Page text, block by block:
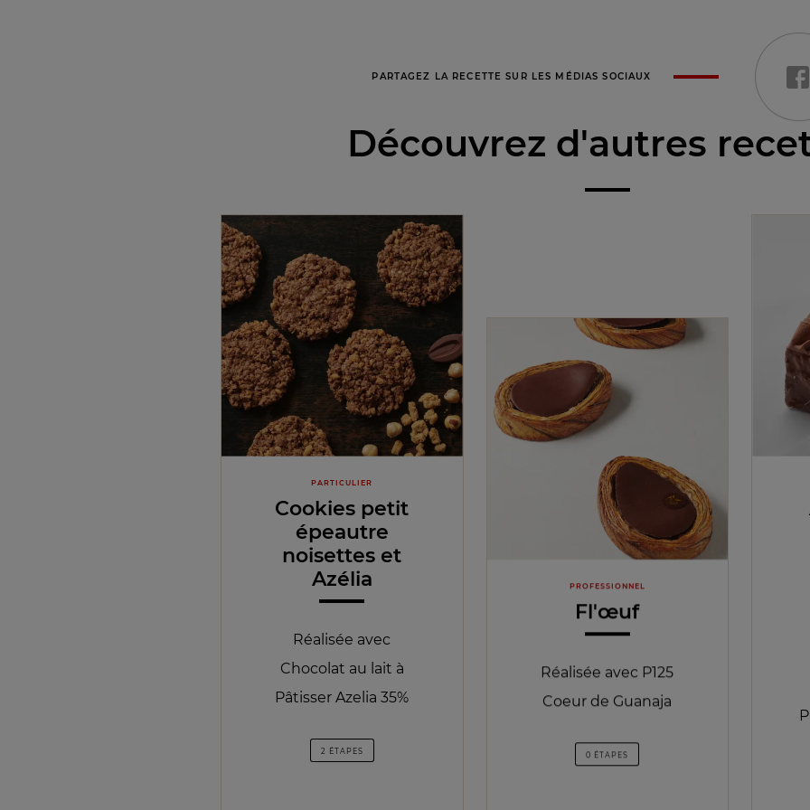
PARTAGEZ LA RECETTE SUR LES MÉDIAS SOCIAUX
Découvrez d'autres
PARTICULIER
Cookies petit
épeautre
noisettes et
Azélia
Réalisée avec
Chocolat au lait à
Pâtisser Azelia 35%
2 ÉTAPES
PROFESSIONNEL
Fl'œuf
Réalisée avec P125
Coeur de Guanaja
0 ÉTAPES